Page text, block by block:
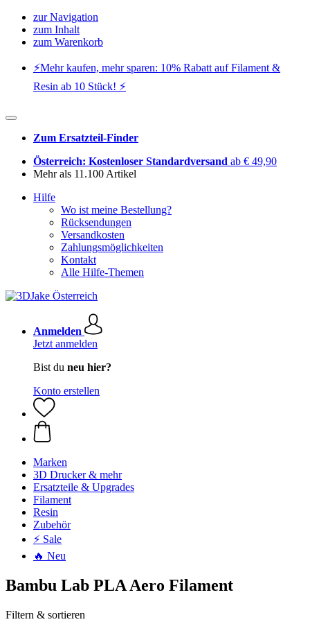
zur Navigation
zum Inhalt
zum Warenkorb
⚡️Mehr kaufen, mehr sparen: 10% Rabatt auf Filament &
Resin ab 10 Stück! ⚡️
Zum Ersatzteil-Finder
Österreich: Kostenloser Standardversand ab € 49,90
Mehr als 11.100 Artikel
Hilfe
Wo ist meine Bestellung?
Rücksendungen
Versandkosten
Zahlungsmöglichkeiten
Kontakt
Alle Hilfe-Themen
Anmelden
Jetzt anmelden
Bist du neu hier?
Konto erstellen
Marken
3D Drucker & mehr
Ersatzteile & Upgrades
Filament
Resin
Zubehör
⚡ Sale
🔥 Neu
Bambu Lab PLA Aero Filament
Filtern & sortieren